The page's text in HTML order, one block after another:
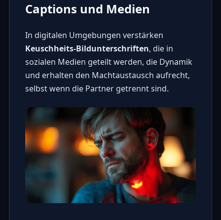
Captions und Medien
In digitalen Umgebungen verstärken
Keuschheits-Bildunterschriften, die in
sozialen Medien geteilt werden, die Dynamik
und erhalten den Machtaustausch aufrecht,
selbst wenn die Partner getrennt sind.